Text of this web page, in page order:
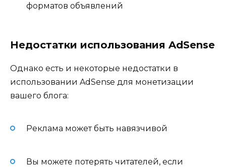
форматов объявлений
Недостатки использования AdSense
Однако есть и некоторые недостатки в
использовании AdSense для монетизации
вашего блога:
Реклама может быть навязчивой
Вы можете потерять читателей, если